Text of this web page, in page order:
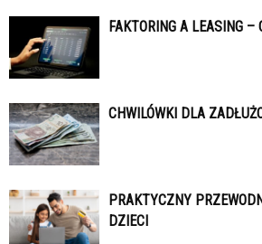
FAKTORING A LEASING –
CHWILÓWKI DLA
PRAKTYCZNY
DZIECI